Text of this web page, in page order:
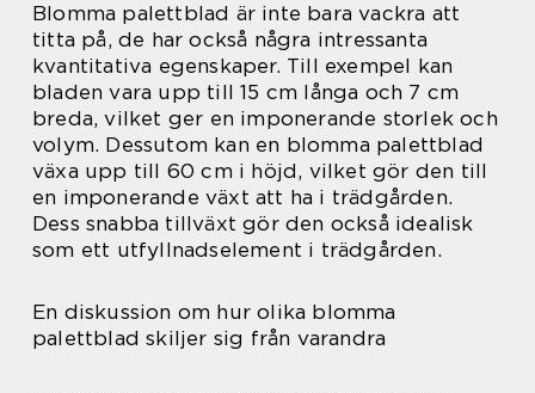
Blomma palettblad är inte bara vackra att
titta på, de har också några intressanta
kvantitativa egenskaper. Till exempel kan
bladen vara upp till 15 cm långa och 7 cm
breda, vilket ger en imponerande storlek och
volym. Dessutom kan en blomma palettblad
växa upp till 60 cm i höjd, vilket gör den till
en imponerande växt att ha i trädgården.
Dess snabba tillväxt gör den också idealisk
som ett utfyllnadselement i trädgården.
En diskussion om hur olika blomma
palettblad skiljer sig från varandra